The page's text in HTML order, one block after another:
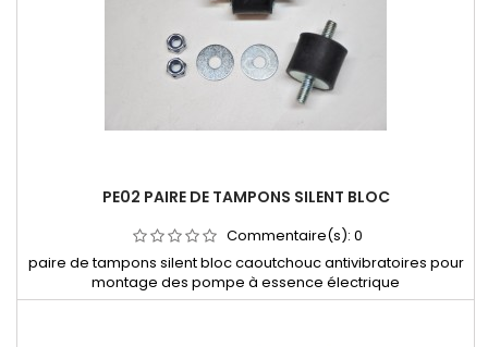
PE02 PAIRE DE TAMPONS SILENT BLOC
Commentaire(s): 0
paire de tampons silent bloc caoutchouc antivibratoires pour
montage des pompe à essence électrique